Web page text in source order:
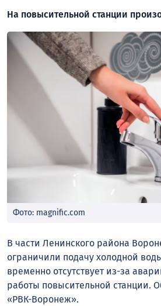
На повысительной станции
Фото: magnific.com
В части Ленинского района
ограничили подачу холодной
временно отсутствует из-за
работы повысительной станции.
«РВК-Воронеж».